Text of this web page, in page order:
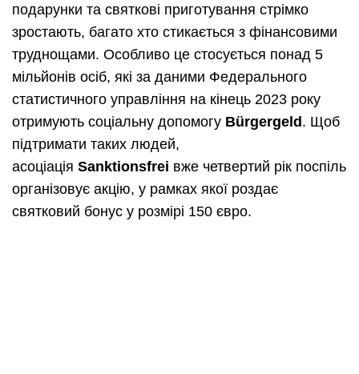
подарунки та святкові приготування стрімко
зростають, багато хто стикається з фінансовими
труднощами. Особливо це стосується понад 5
мільйонів осіб, які за даними Федерального
статистичного управління на кінець 2023 року
отримують соціальну допомогу Bürgergeld . Щоб
підтримати таких людей,
асоціація Sanktionsfrei вже четвертий рік поспіль
організовує акцію, у рамках якої роздає
святковий бонус у розмірі 150 євро.